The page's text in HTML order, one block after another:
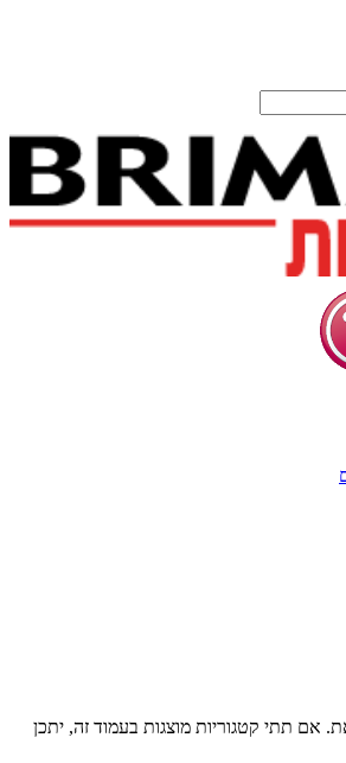
אם תתי קטגוריות מוצגות בעמוד זה, יתכן